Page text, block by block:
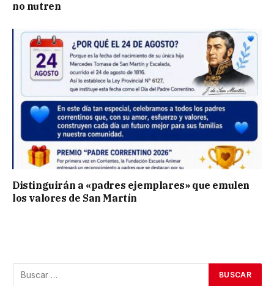
no nutren
Distinguirán a «padres ejemplares» que emulen
los valores de San Martín